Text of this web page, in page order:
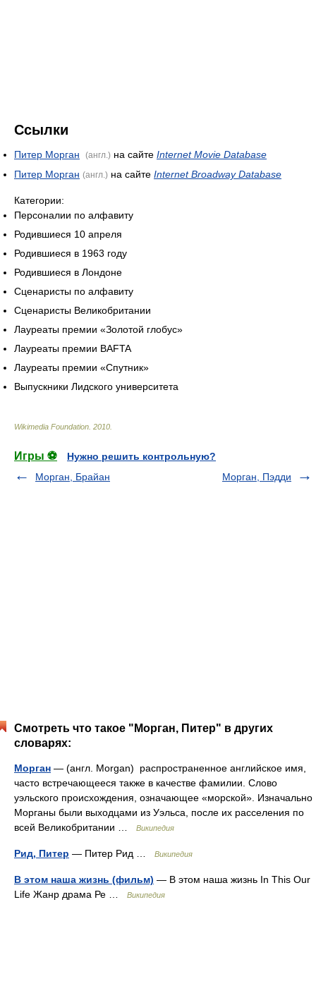
Ссылки
Питер Морган (англ.) на сайте Internet Movie Database
Питер Морган (англ.) на сайте Internet Broadway Database
Категории:
Персоналии по алфавиту
Родившиеся 10 апреля
Родившиеся в 1963 году
Родившиеся в Лондоне
Сценаристы по алфавиту
Сценаристы Великобритании
Лауреаты премии «Золотой глобус»
Лауреаты премии BAFTA
Лауреаты премии «Спутник»
Выпускники Лидского университета
Wikimedia Foundation 2010
Игры ⚽
Нужно решить контрольную?
Морган, Брайан
Морган, Пэдди
Смотреть что такое "Морган, Питер" в других
словарях:
Морган — (англ. Morgan) распространенное английское имя,
часто встречающееся также в качестве фамилии. Слово
уэльского происхождения, означающее «морской». Изначально
Морганы были выходцами из Уэльса, после их расселения по
всей Великобритании …
Википедия
Рид, Питер — Питер Рид … Википедия
В этом наша жизнь (фильм) — В этом наша жизнь In This Our
Life Жанр драма Ре …
Википедия